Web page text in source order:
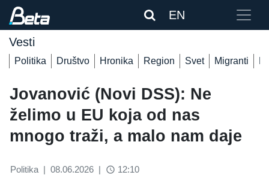
EN
Vesti
Politika Društvo Hronika Region Svet Migranti
Jovanović (Novi DSS): Ne
želimo u EU koja od nas
mnogo traži, a malo nam daje
Politika | 08.06.2026 | access_time 12:10